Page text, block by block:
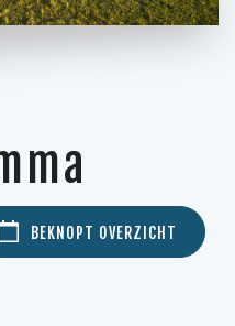
BEKNOPT OVERZICHT